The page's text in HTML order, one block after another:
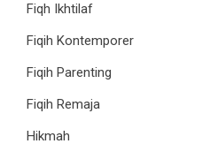
Fiqh Ikhtilaf
Fiqih Kontemporer
Fiqih Parenting
Fiqih Remaja
Hikmah